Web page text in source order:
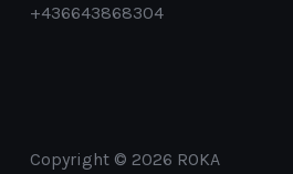
+436643868304
Copyright © 2026 ROKA